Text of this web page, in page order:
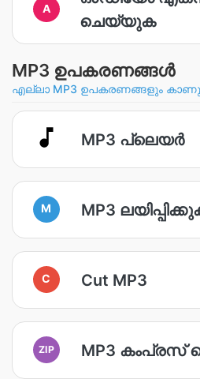
A
ചെയ്യുക
MP3 ഉപകരണങ്ങൾ
എല്ലാ MP3 ഉപകരണങ്ങളും
MP3 പ്ലെയർ
M MP3
C Cut MP3
ZIP MP3